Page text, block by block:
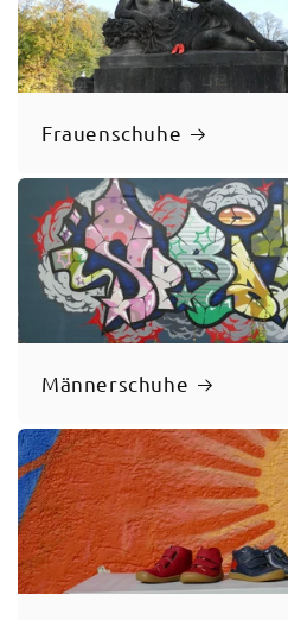
Frauenschuhe
Männerschuhe